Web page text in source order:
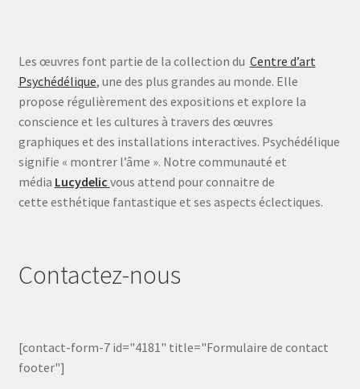
Les œuvres font partie de la collection du Centre d’art
Psychédélique, une des plus grandes au monde. Elle
propose régulièrement des expositions et explore la
conscience et les cultures à travers des œuvres
graphiques et des installations interactives. Psychédélique
signifie « montrer l’âme ». Notre communauté et
média Lucydelic vous attend pour connaitre de
cette esthétique fantastique et ses aspects éclectiques.
Contactez-nous
[contact-form-7 id="4181" title="Formulaire de contact
footer"]